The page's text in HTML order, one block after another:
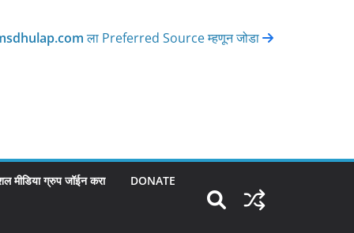
ला Preferred Source म्हणून जोडा
मीडिया ग्रुप जॉईन करा DONATE